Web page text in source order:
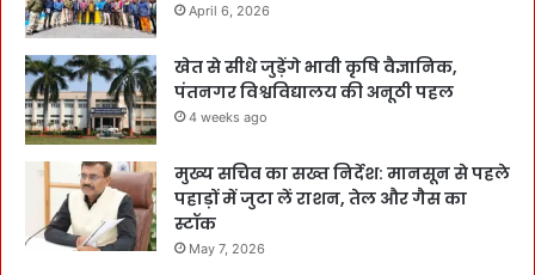
April 6, 2026
खेत से सीधे जुड़ेंगे भावी कृषि वैज्ञानिक,
पंतनगर विश्वविद्यालय की अनूठी पहल
4 weeks ago
मुख्य सचिव का सख्त निर्देश: मानसून से पहले
पहाड़ों में जुटा लें राशन, तेल और गैस का
स्टॉक
May 7, 2026